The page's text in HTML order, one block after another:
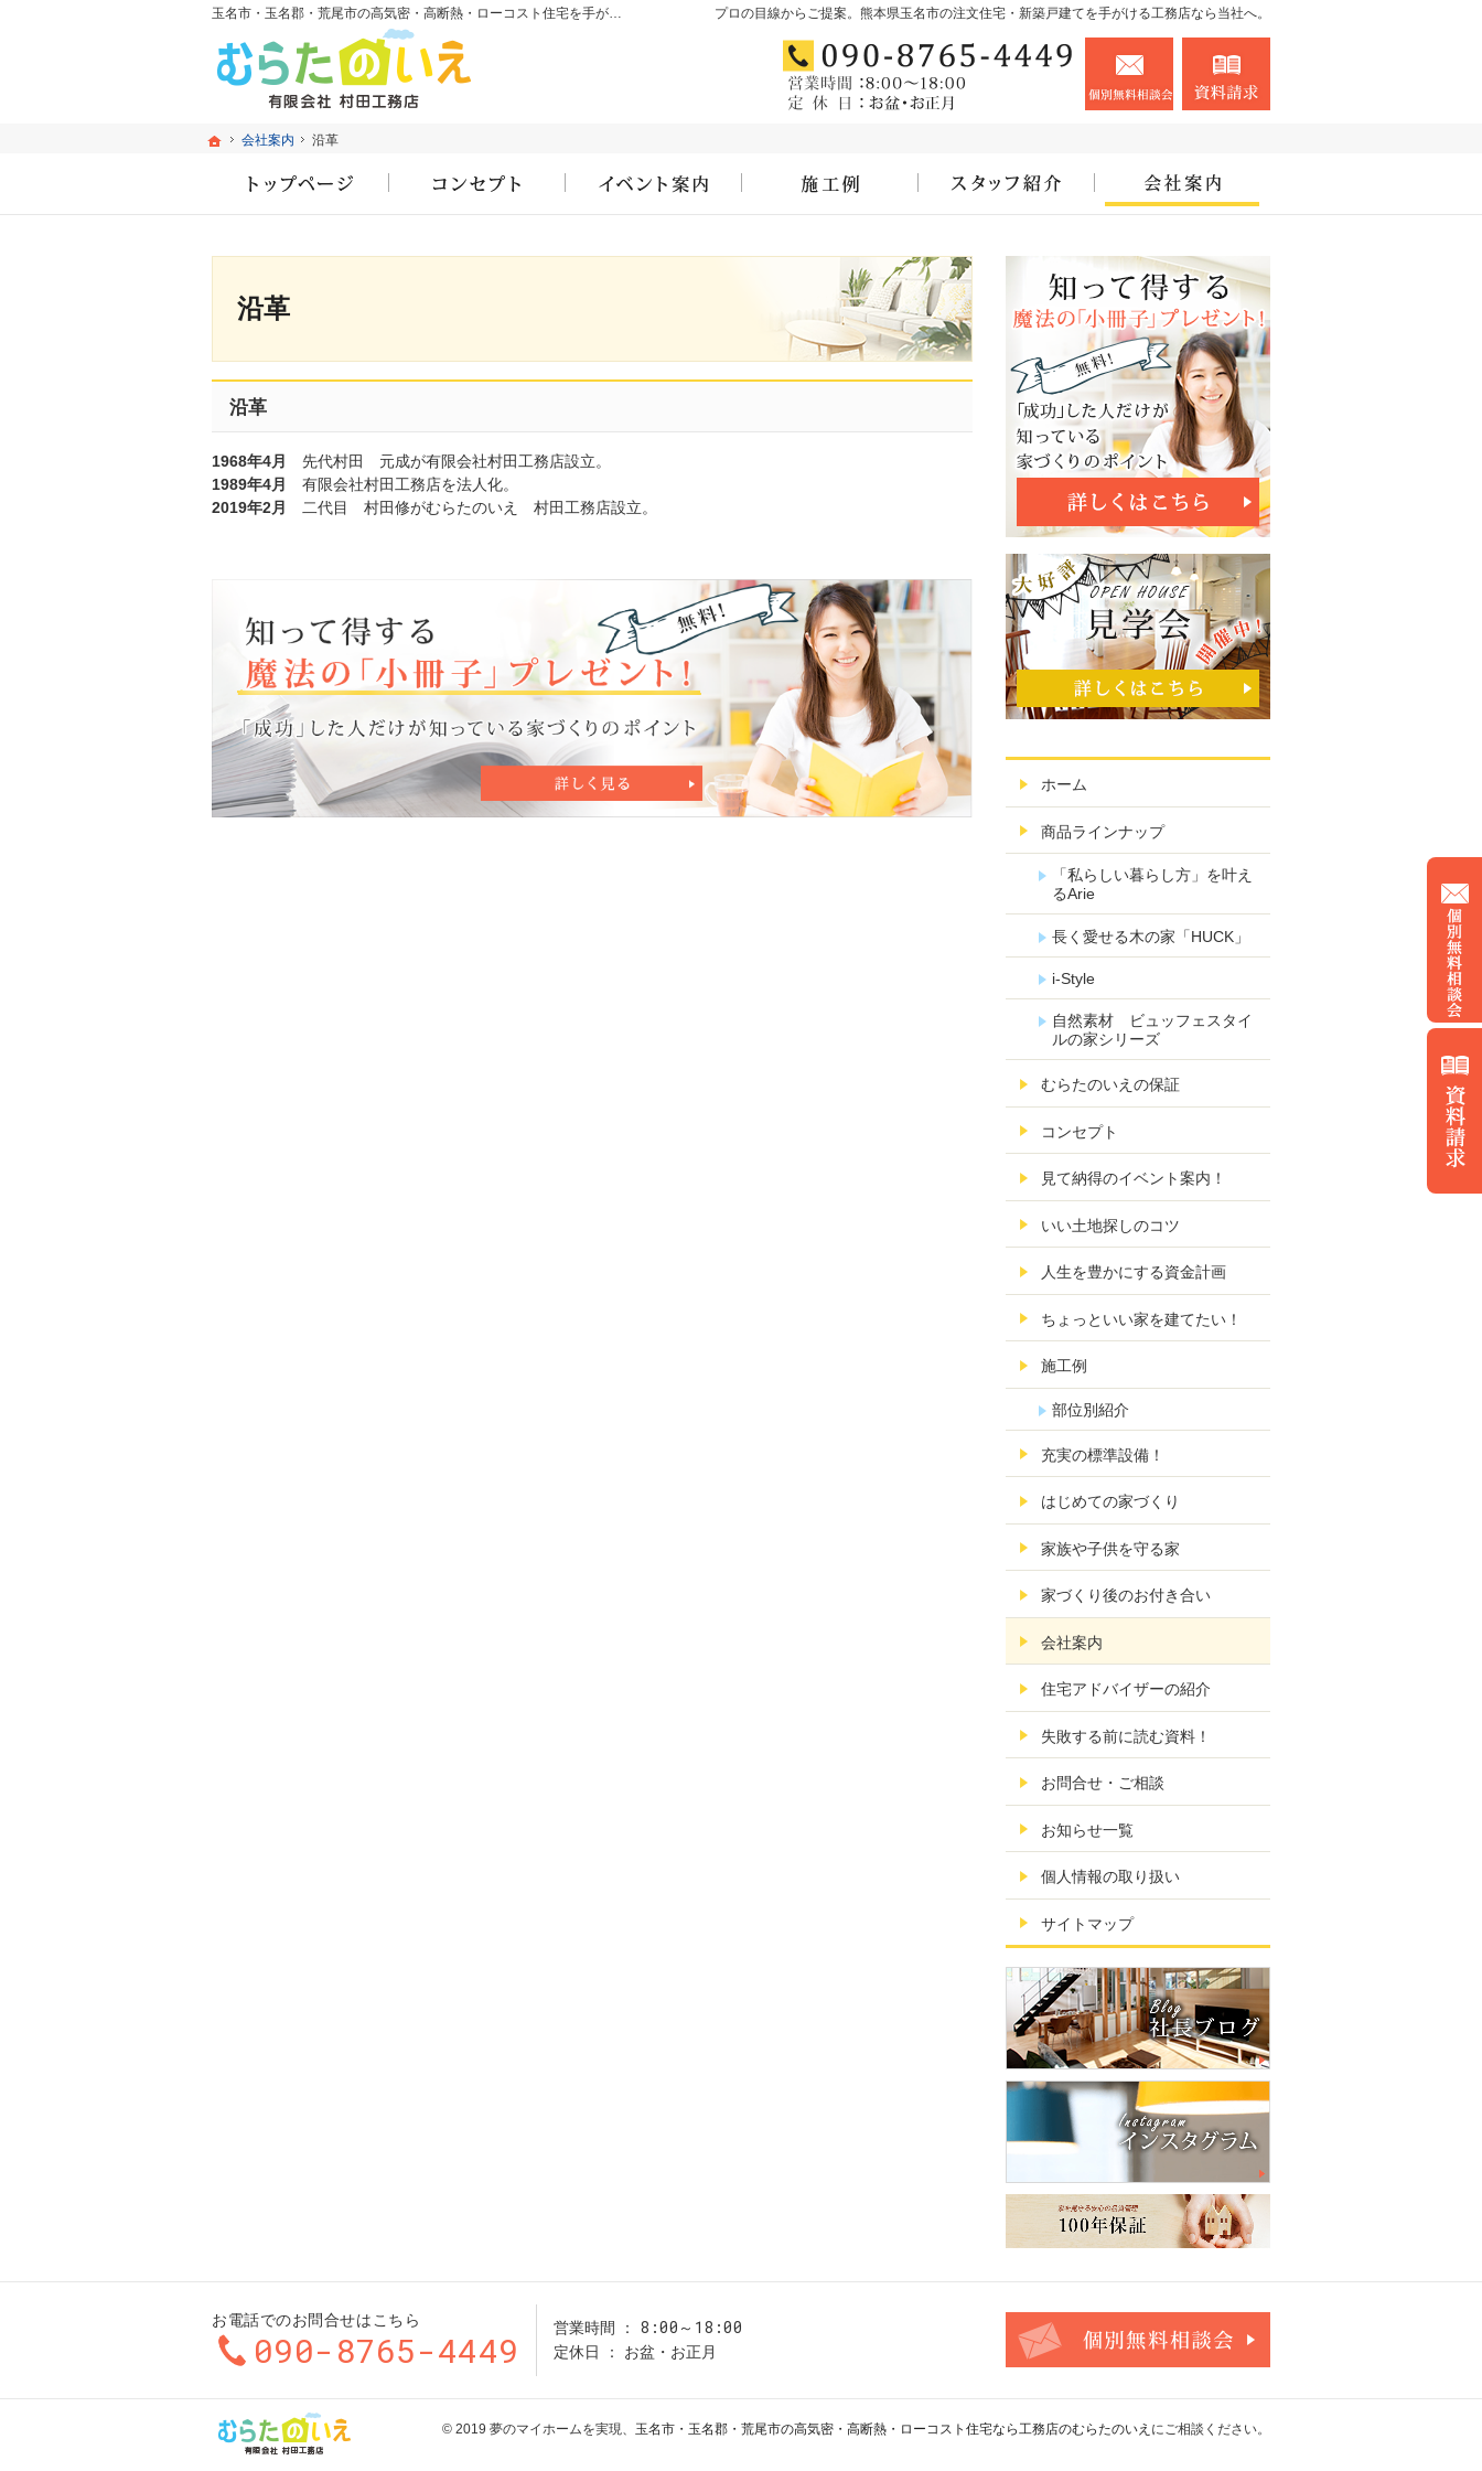
ホーム
会社案内 沿革
沿革
プロの目線からご提案。熊本県玉名市の注文住宅・新築戸建てを手がける工務店なら当社へ。
玉名市・玉名郡・荒尾市の高気密・高断熱・ローコスト住宅を手がける工務店ならむらたのいえ
沿革
1968年4月
先代村田 元成が有限会社村田工務店設立。
1989年4月
有限会社村田工務店を法人化。
2019年2月
二代目 村田修がむらたのいえ 村田工務店設立。
ホーム
商品ラインナップ
「私らしい暮らし方」を叶え
るArie
長く愛せる木の家「HUCK」
i-Style
自然素材 ビュッフェスタイ
ルの家シリーズ
むらたのいえの保証
コンセプト
見て納得のイベント案内！
いい土地探しのコツ
人生を豊かにする資金計画
ちょっといい家を建てたい！
施工例
部位別紹介
充実の標準設備！
はじめての家づくり
家族や子供を守る家
家づくり後のお付き合い
会社案内
住宅アドバイザーの紹介
失敗する前に読む資料！
お問合せ・ご相談
お知らせ一覧
個人情報の取り扱い
サイトマップ
090-8765-4449
営業時間8:00～18:00 定休日：お盆・お正月
ホーム
会社案内 沿革
お電話でのお問合せはこちら
090-8765-4449
営業時間 8:00～18:00
定休日 お盆・お正月
© 2019 夢のマイホームを実現、 玉名市・玉名郡・荒尾市の高気密・高断熱・ローコスト住宅なら工務店のむらたのいえ にご相談ください。